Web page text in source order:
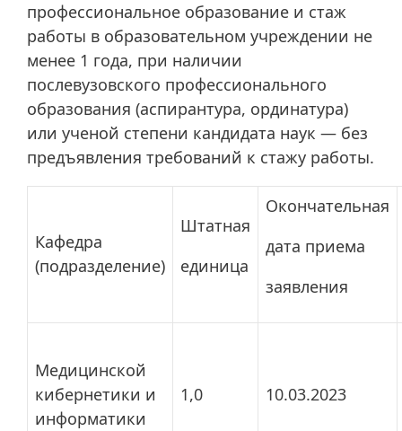
профессиональное образование и стаж
работы в образовательном учреждении не
менее 1 года, при наличии
послевузовского профессионального
образования (аспирантура, ординатура)
или ученой степени кандидата наук — без
предъявления требований к стажу работы.
Кафедра
(подразделение)
Штатная
единица
Окончательная
дата приема
заявления
Медицинской
кибернетики и
информатики
1,0 10.03.2023